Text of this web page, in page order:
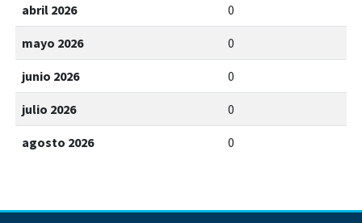
abril 2026 0
mayo 2026 0
junio 2026 0
julio 2026 0
agosto 2026 0